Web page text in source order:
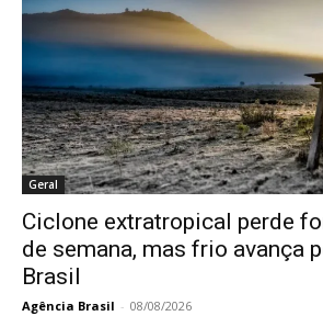
Geral
Ciclone extratropical perde
de semana, mas frio avança
Brasil
Agência Brasil - 08/08/2026